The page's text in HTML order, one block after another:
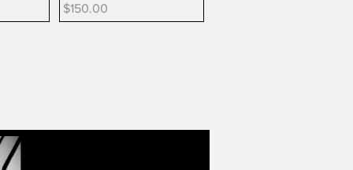
Precio
$150.00